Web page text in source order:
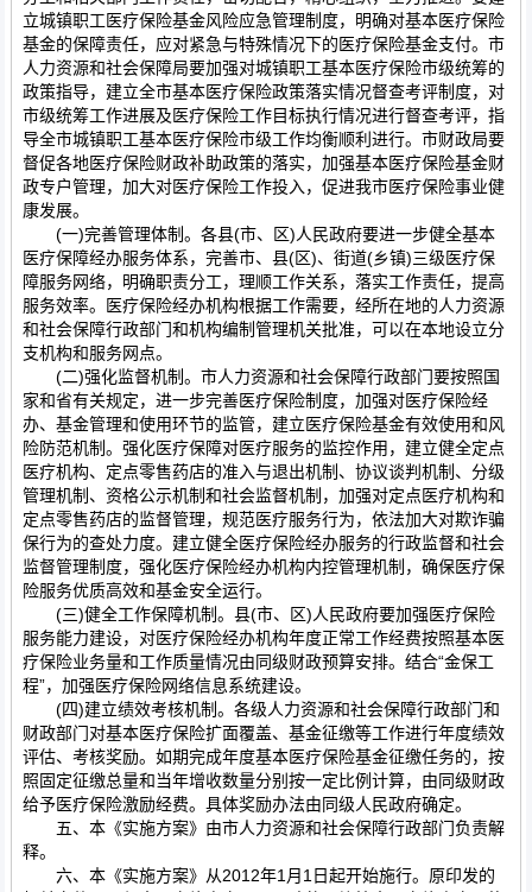
立城镇职工医疗保险基金风险应急管理制度，明确对基本医疗保险
基金的保障责任，应对紧急与特殊情况下的医疗保险基金支付。市
人力资源和社会保障局要加强对城镇职工基本医疗保险市级统筹的
政策指导，建立全市基本医疗保险政策落实情况督查考评制度，对
市级统筹工作进展及医疗保险工作目标执行情况进行督查考评，指
导全市城镇职工基本医疗保险市级工作均衡顺利进行。市财政局要
督促各地医疗保险财政补助政策的落实，加强基本医疗保险基金财
政专户管理，加大对医疗保险工作投入，促进我市医疗保险事业健
康发展。
(一)完善管理体制。各县(市、区)人民政府要进一步健全基本
医疗保障经办服务体系，完善市、县(区)、街道(乡镇)三级医疗保
障服务网络，明确职责分工，理顺工作关系，落实工作责任，提高
服务效率。医疗保险经办机构根据工作需要，经所在地的人力资源
和社会保障行政部门和机构编制管理机关批准，可以在本地设立分
支机构和服务网点。
(二)强化监督机制。市人力资源和社会保障行政部门要按照国
家和省有关规定，进一步完善医疗保险制度，加强对医疗保险经
办、基金管理和使用环节的监管，建立医疗保险基金有效使用和风
险防范机制。强化医疗保障对医疗服务的监控作用，建立健全定点
医疗机构、定点零售药店的准入与退出机制、协议谈判机制、分级
管理机制、资格公示机制和社会监督机制，加强对定点医疗机构和
定点零售药店的监督管理，规范医疗服务行为，依法加大对欺诈骗
保行为的查处力度。建立健全医疗保险经办服务的行政监督和社会
监督管理制度，强化医疗保险经办机构内控管理机制，确保医疗保
险服务优质高效和基金安全运行。
(三)健全工作保障机制。县(市、区)人民政府要加强医疗保险
服务能力建设，对医疗保险经办机构年度正常工作经费按照基本医
疗保险业务量和工作质量情况由同级财政预算安排。结合“金保工
程”，加强医疗保险网络信息系统建设。
(四)建立绩效考核机制。各级人力资源和社会保障行政部门和
财政部门对基本医疗保险扩面覆盖、基金征缴等工作进行年度绩效
评估、考核奖励。如期完成年度基本医疗保险基金征缴任务的，按
照固定征缴总量和当年增收数量分别按一定比例计算，由同级财政
给予医疗保险激励经费。具体奖励办法由同级人民政府确定。
五、本《实施方案》由市人力资源和社会保障行政部门负责解
释。
六、本《实施方案》从2012年1月1日起开始施行。原印发的